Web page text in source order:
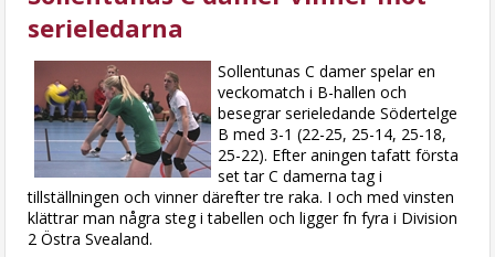
serieledarna
Sollentunas C damer spelar en
veckomatch i B-hallen och
besegrar serieledande Södertelge
B med 3-1 (22-25, 25-14, 25-18,
25-22). Efter aningen tafatt första
set tar C damerna tag i
tillställningen och vinner därefter tre raka. I och med vinsten
klättrar man några steg i tabellen och ligger fn fyra i Division
2 Östra Svealand.